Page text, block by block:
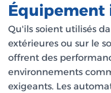
Qu'ils soient utilisés
extérieures ou sur le
offrent des
environnements
exigeants. Les